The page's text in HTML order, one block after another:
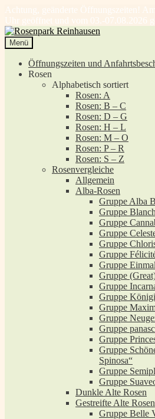
Achtung, geänderte Öffnungszeiten!
Uhr geöffnet und vom 03.-07.08.2026
Zur
Navigation
springen
Zum
Inhalt
springen
Menü
Öffnungszeiten und
Rosen
Alphabetisch sortiert
Rosen: A
Rosen: B – C
Rosen: D – G
Rosen: H – L
Rosen: M – O
Rosen: P – R
Rosen: S – Z
Rosenvergleiche
Allgemein
Alba-Rosen
Gruppe Alba
Gruppe
Gruppe
Gruppe
Gruppe
Gruppe
Gruppe
Gruppe
Gruppe
Gruppe
Gruppe
Gruppe
Gruppe
Gruppe
Gruppe
Spinosa“
Gruppe
Gruppe
Dunkle Alte Rosen
Gestreifte Alte Rosen
Gruppe Belle